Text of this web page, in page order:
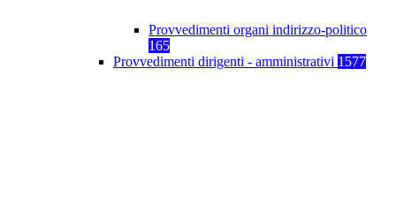
Provvedimenti organi indirizzo-politico
165
Provvedimenti dirigenti - amministrativi 1577